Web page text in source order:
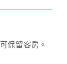
保留客房。